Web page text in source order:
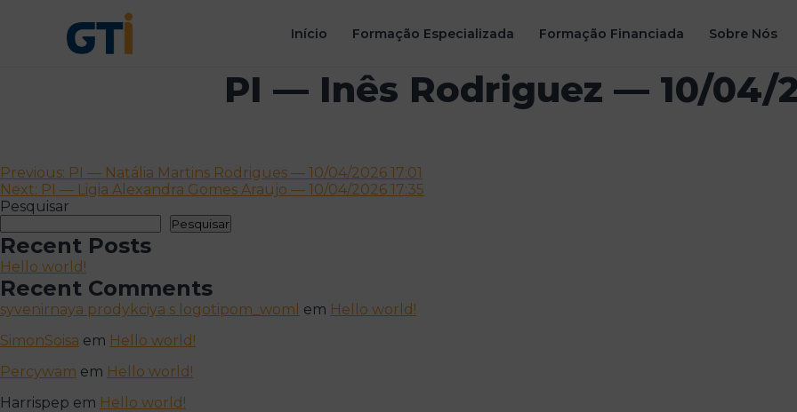
Início Formação Especializada Formação Financiada Sobre Nós
PI — Inês Rodriguez — 10/04/
Navegação
de
artigos
Previous: PI — Natália Martins Rodrigues — 10/04/2026 17:01
Next: PI — Ligia Alexandra Gomes Araujo — 10/04/2026 17:35
Pesquisar
Pesquisar
Recent Posts
Hello world!
Recent Comments
syvenirnaya prodykciya s logotipom_woml em Hello world!
SimonSoisa em Hello world!
Percywam em Hello world!
Harrispep em Hello world!